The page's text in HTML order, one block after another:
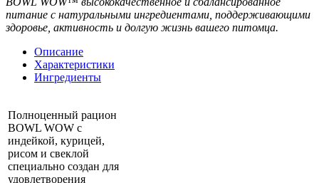
питание с натуральными ингредиентами, поддерживающими
здоровье, активность и долгую жизнь вашего питомца.
Описание
Характеристики
Ингредиенты
Полноценный рацион
BOWL WOW с
индейкой, курицей,
рисом и свеклой
специально создан для
удовлетворения